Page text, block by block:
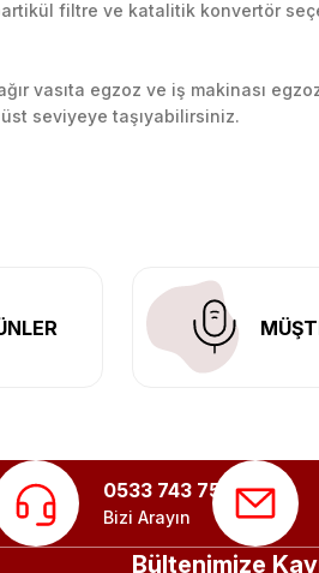
filtre ve katalitik konvertör
vasıta egzoz ve iş makinası
üst seviyeye taşıyabilirsiniz.
her yerine güvenli kargo ile teslimat
0533 743 75 56
Bizi Arayın
Bültenimize